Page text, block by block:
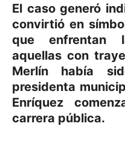
El caso generó
convirtió en
que enfrentan
aquellas con
Merlín había
presidenta
Enríquez
carrera pública.